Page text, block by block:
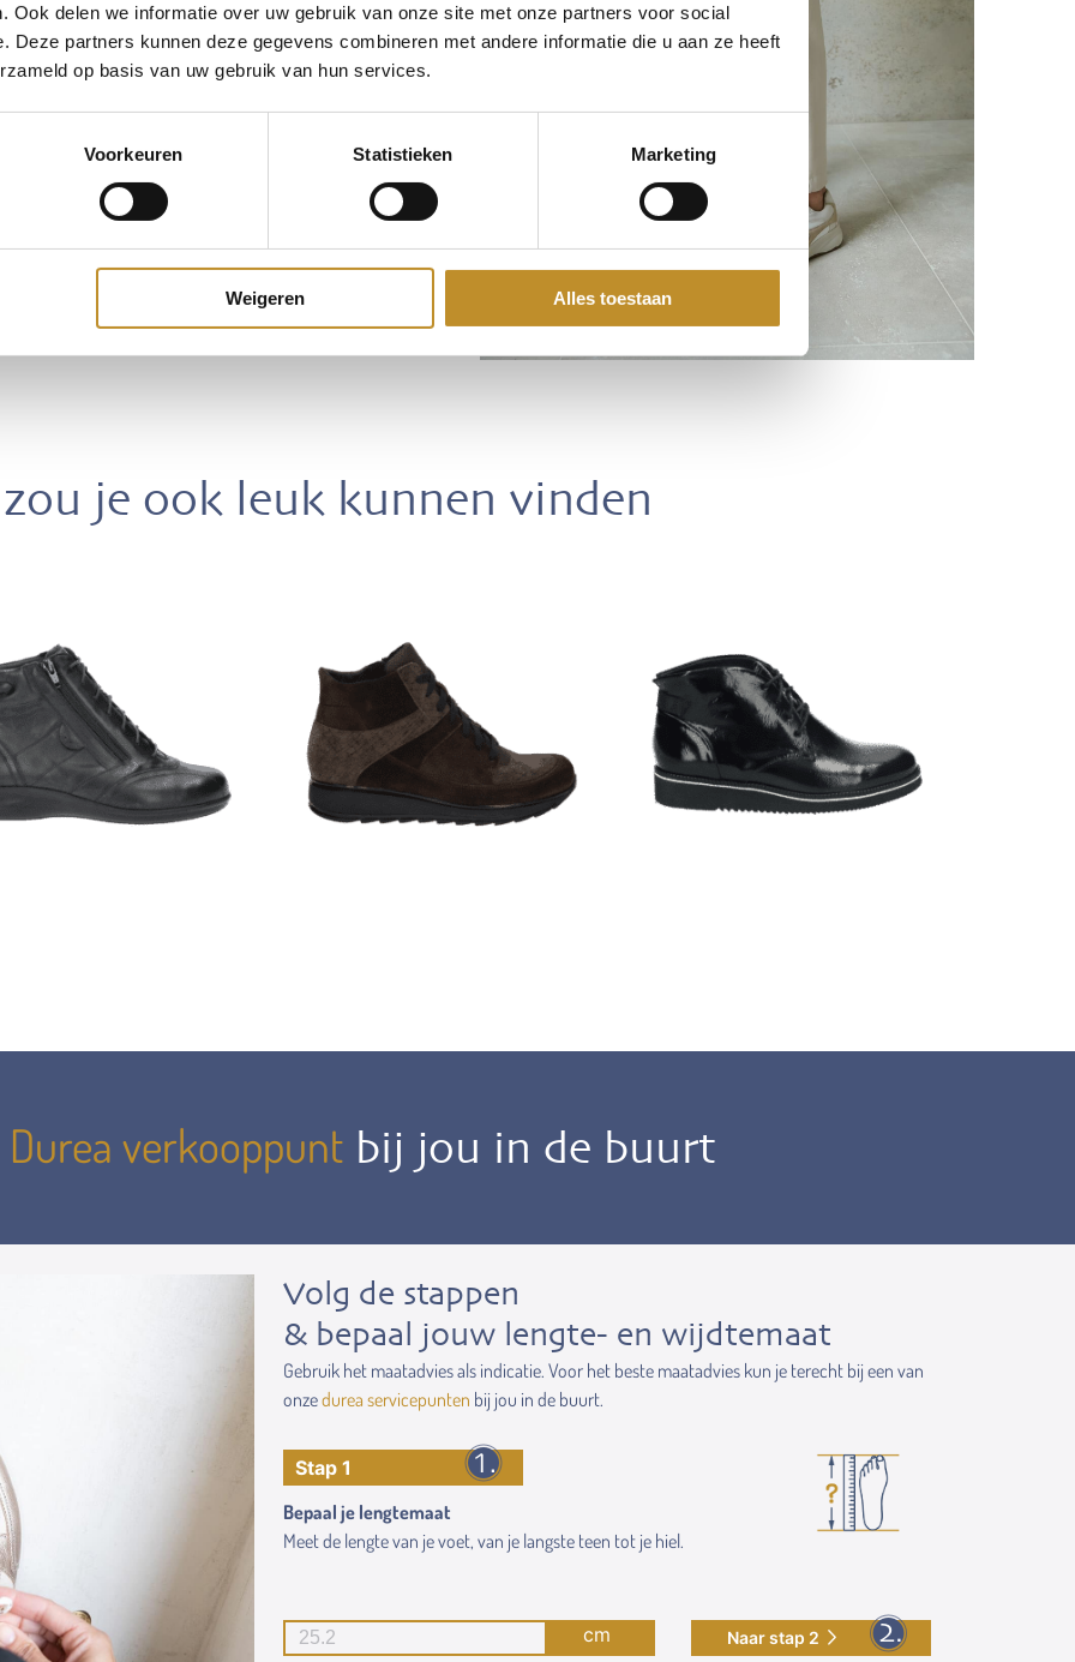
Ook delen we informatie over uw gebruik van onze site met onze partners voor social
Deze partners kunnen deze gegevens combineren met andere informatie die u aan ze heeft
op basis van uw gebruik van hun services.
Voorkeuren Statistieken Marketing
Weigeren Alles toestaan
je ook leuk kunnen vinden
Durea verkooppunt bij jou in de buurt
Volg de stappen
& bepaal jouw lengte- en wijdtemaat
Gebruik het maatadvies als indicatie. Voor het beste maatadvies kun je terecht bij een van
onzedurea servicepunten bij jou in de buurt.
Stap 1
Bepaal je lengtemaat
Meet de lengte van je voet, van je langste teen tot je hiel.
cm Naar stap 2